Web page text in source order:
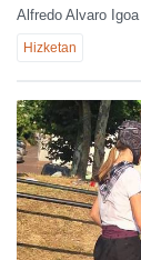
Alfredo Alvaro Igoa
Hizketan